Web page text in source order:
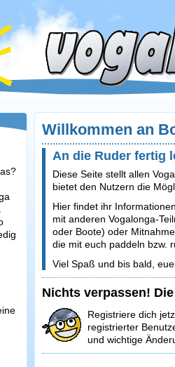
Willkommen an
An die Ruder fertig
Diese Seite stellt allen
bietet den Nutzern die
Hier findet ihr
mit anderen Vogalonga-
oder Boote) oder
die mit euch paddeln bzw.
Viel Spaß und bis bald,
Nichts verpassen!
Registriere dich
registrierter
und wichtige